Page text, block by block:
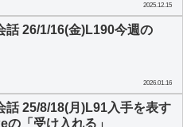
2025.12.15
話 26/1/16(金)L190今週の
2026.01.16
話 25/8/18(月)L91入手を表す
の「受け入れる」